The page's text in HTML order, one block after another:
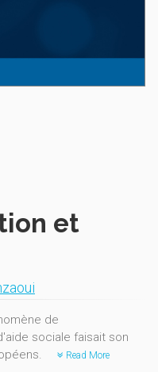
et
de
sociale faisait son
Read More